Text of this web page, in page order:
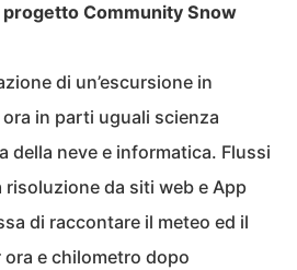
Community Snow
di un’escursione in
in parti uguali scienza
della neve e informatica. Flussi
da siti web e App
di raccontare il meteo ed il
e chilometro dopo